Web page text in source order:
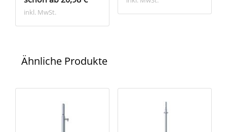
inkl. MwSt.
Ähnliche Produkte